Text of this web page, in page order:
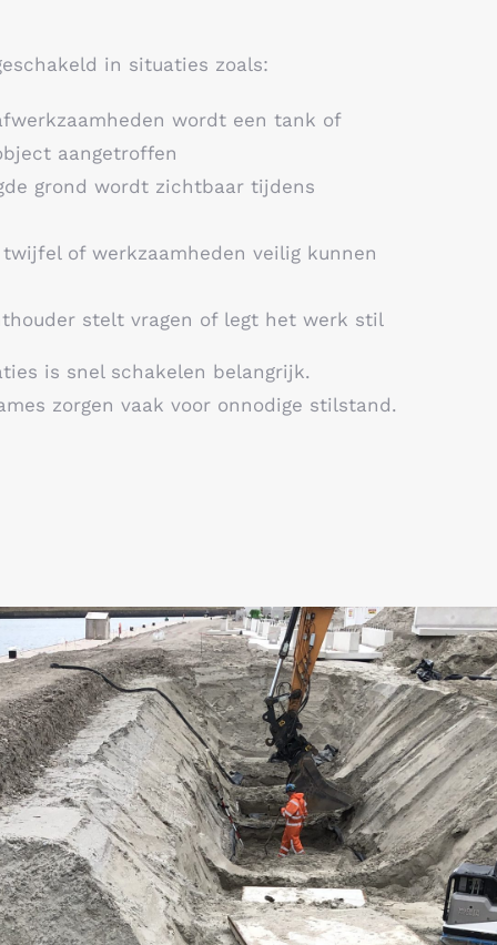
in situaties zoals:
wordt een tank of
aangetroffen
grond wordt zichtbaar tijdens
of werkzaamheden veilig kunnen
stelt vragen of legt het werk stil
is snel schakelen belangrijk.
zorgen vaak voor onnodige stilstand.